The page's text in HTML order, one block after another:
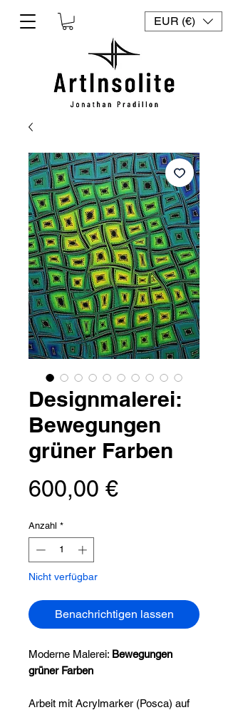
EUR (€)
Designmalerei:
Bewegungen
grüner Farben
600,00 €Preis
Anzahl *
Nicht verfügbar
Benachrichtigen lassen
Moderne Malerei: Bewegungen
grüner Farben
Arbeit mit Acrylmarker (Posca) auf